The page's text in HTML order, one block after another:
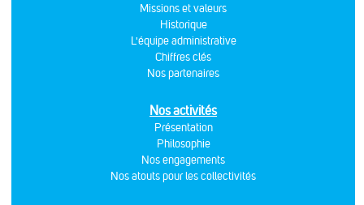
Missions et valeurs
Historique
L'équipe administrative
Chiffres clés
Nos partenaires
Nos activités
Présentation
Philosophie
Nos engagements
Nos atouts pour les collectivités